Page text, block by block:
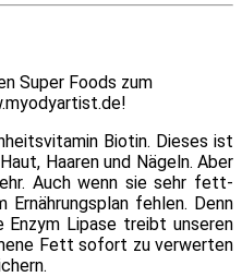
Biotin. Dieses ist
Haaren und Nägeln. Aber
Auch wenn sie sehr fett­
feh­len. Denn
Lipase treibt un­se­ren
Fett so­fort zu ver­wer­ten